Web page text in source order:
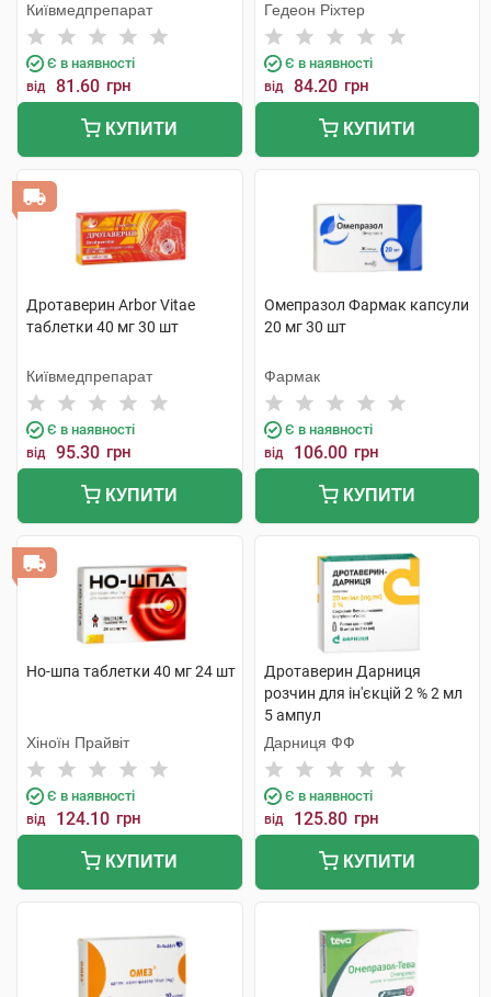
Київмедпрепарат
Є в наявності
від 81.60 грн
КУПИТИ
Гедеон Ріхтер
Є в наявності
від 84.20 грн
КУПИТИ
Дротаверин Arbor Vitae
таблетки 40 мг 30 шт
Київмедпрепарат
Є в наявності
від 95.30 грн
КУПИТИ
Омепразол Фармак капсули
20 мг 30 шт
Фармак
Є в наявності
від 106.00 грн
КУПИТИ
Но-шпа таблетки 40 мг 24 шт
Хіноїн Прайвіт
Є в наявності
від 124.10 грн
КУПИТИ
Дротаверин Дарниця
розчин для ін'єкцій 2 % 2 мл
5 ампул
Дарниця ФФ
Є в наявності
від 125.80 грн
КУПИТИ